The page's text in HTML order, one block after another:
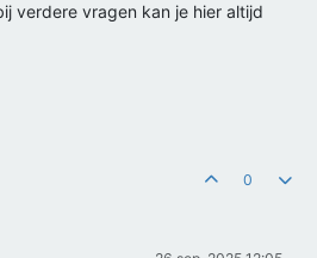
verdere vragen kan je hier altijd
0